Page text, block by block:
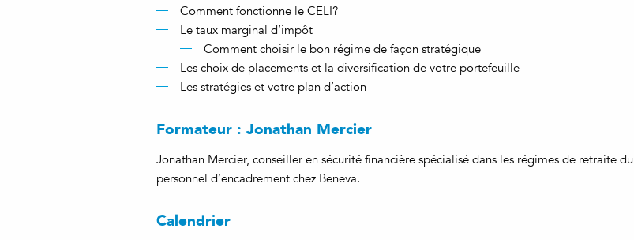
Comment fonctionne le CELI?
Le taux marginal d’impôt
Comment choisir le bon régime de façon stratégique
Les choix de placements et la diversification de votre portefeuille
Les stratégies et votre plan d’action
Formateur : Jonathan Mercier
Jonathan Mercier, conseiller en sécurité financière spécialisé dans les régimes de retraite du
personnel d’encadrement chez Beneva.
Calendrier